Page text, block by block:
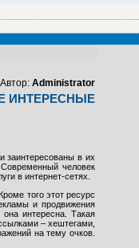
Автор: Administrator
ИНТЕРЕСНЫЕ
заинтересованы в их
человек
в интернет-сетях.
того этот ресурс
и продвижения
интересна. Такая
– хештегами,
на тему очков.